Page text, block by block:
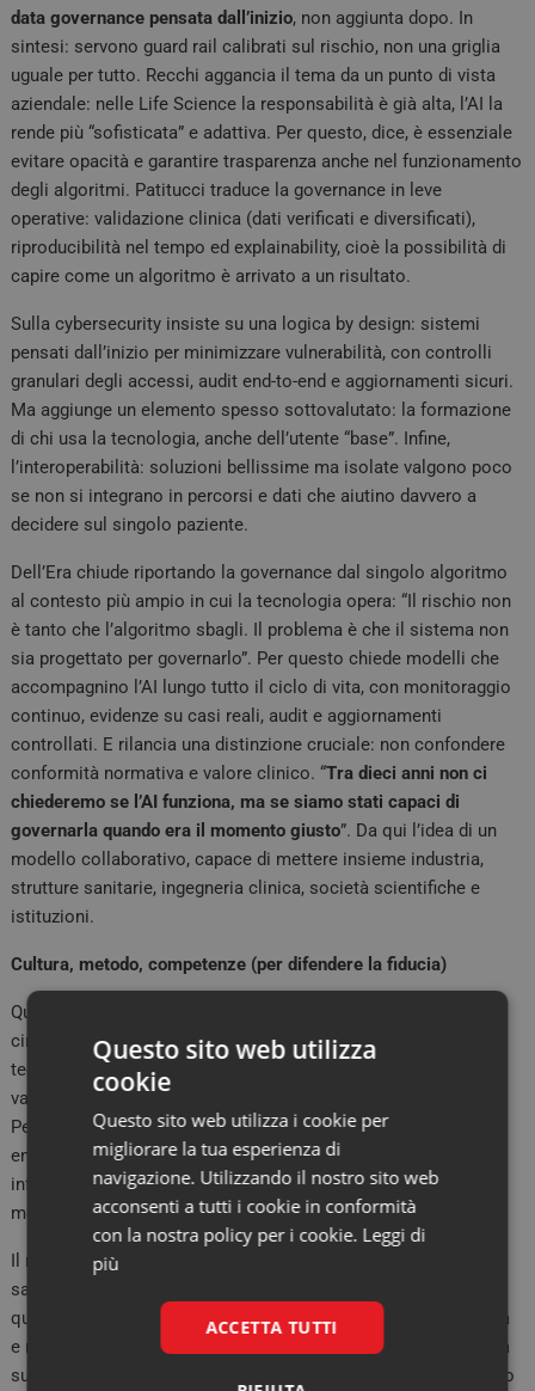
data governance pensata dall’inizio, non aggiunta dopo. In
sintesi: servono guard rail calibrati sul rischio, non una griglia
uguale per tutto. Recchi aggancia il tema da un punto di vista
aziendale: nelle Life Science la responsabilità è già alta, l’AI la
rende più “sofisticata” e adattiva. Per questo, dice, è essenziale
evitare opacità e garantire trasparenza anche nel funzionamento
degli algoritmi. Patitucci traduce la governance in leve
operative: validazione clinica (dati verificati e diversificati),
riproducibilità nel tempo ed explainability, cioè la possibilità di
capire come un algoritmo è arrivato a un risultato.
Sulla cybersecurity insiste su una logica by design: sistemi
pensati dall’inizio per minimizzare vulnerabilità, con controlli
granulari degli accessi, audit end-to-end e aggiornamenti sicuri.
Ma aggiunge un elemento spesso sottovalutato: la formazione
di chi usa la tecnologia, anche dell’utente “base”. Infine,
l’interoperabilità: soluzioni bellissime ma isolate valgono poco
se non si integrano in percorsi e dati che aiutino davvero a
decidere sul singolo paziente.
Dell’Era chiude riportando la governance dal singolo algoritmo
al contesto più ampio in cui la tecnologia opera: “Il rischio non
è tanto che l’algoritmo sbagli. Il problema è che il sistema non
sia progettato per governarlo”. Per questo chiede modelli che
accompagnino l’AI lungo tutto il ciclo di vita, con monitoraggio
continuo, evidenze su casi reali, audit e aggiornamenti
controllati. E rilancia una distinzione cruciale: non confondere
conformità normativa e valore clinico. “Tra dieci anni non ci
chiederemo se l’AI funziona, ma se siamo stati capaci di
governarla quando era il momento giusto”. Da qui l’idea di un
modello collaborativo, capace di mettere insieme industria,
strutture sanitarie, ingegneria clinica, società scientifiche e
istituzioni.
Cultura, metodo, competenze (per difendere la fiducia)
Quando arriva la domanda finale – una priorità per i prossimi
cinque anni – il confronto converge su un punto: più che
tecnologia o norme,
valutazione continua, della trasparenza e della responsabilità.
Perché la traiettoria è già segnata: dispositivi e soluzioni AI-
enabled stanno entrando a ritmo crescente. La differenza tra
infrastruttura e frattura la farà la capacità di adottarle con
metodo, competenze e criteri condivisi.
Il risultato, più che una risposta secca alla domanda “l’AI è in
salute?”, è un messaggio di sistema: l’AI accelera davvero
quando restituisce tempo, riduce variabilità, migliora sicurezza
e rende più efficienti processi e percorsi. Ma la sua tenuta, e la
sua credibilità, dipendono da ciò che il confronto ha richiamato
Questo sito web utilizza
cookie
Questo sito web utilizza i cookie per
migliorare la tua esperienza di
navigazione. Utilizzando il nostro sito web
acconsenti a tutti i cookie in conformità
con la nostra policy per i cookie. Leggi di
più
ACCETTA TUTTI